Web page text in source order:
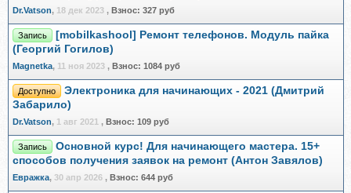
Dr.Vatson, 18 дек 2023 , Взнос: 327 руб
Запись
[mobilkashool] Ремонт телефонов. Модуль пайка
(Георгий Гогилов)
Magnetka, 11 ноя 2023 , Взнос: 1084 руб
Доступно
Электроника для начинающих - 2021 (Дмитрий
Забарило)
Dr.Vatson, 1 авг 2021 , Взнос: 109 руб
Запись
Основной курс! Для начинающего мастера. 15+
способов получения заявок на ремонт (Антон Завялов)
Евражкa, 30 апр 2026 , Взнос: 644 руб